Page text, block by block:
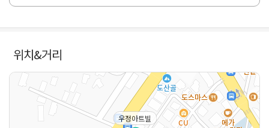
위치&거리
우정아트빌